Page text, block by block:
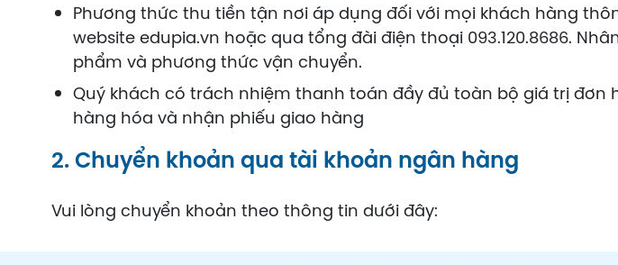
Phương thức thu tiền tận nơi áp dụng đối với mọi khách hàng
website edupia.vn hoặc qua tổng đài điện thoại 093.120.8686.
phẩm và phương thức vận chuyển.
Quý khách có trách nhiệm thanh toán đầy đủ toàn bộ giá trị
hàng hóa và nhận phiếu giao hàng
2. Chuyển khoản qua tài khoản ngân hàng
Vui lòng chuyển khoản theo thông tin dưới đây: